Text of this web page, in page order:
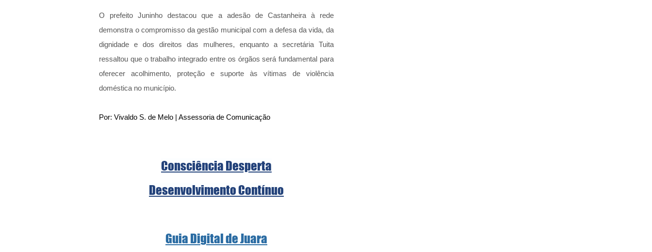
O prefeito Juninho destacou que a adesão de Castanheira à rede
demonstra o compromisso da gestão municipal com a defesa da vida, da
dignidade e dos direitos das mulheres, enquanto a secretária Tuita
ressaltou que o trabalho integrado entre os órgãos será fundamental para
oferecer acolhimento, proteção e suporte às vítimas de violência
doméstica no município.
Por: Vivaldo S. de Melo | Assessoria de Comunicação
Consciência Desperta
Desenvolvimento Contínuo
Guia Digital de Juara